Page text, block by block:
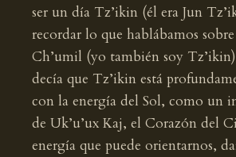
ser un día Tz’ikin (él era Jun
recordar lo que hablábamos
Ch’umil (yo también soy
decía que Tz’ikin está
con la energía del Sol, como un
de Uk’u’ux Kaj, el Corazón del
energía que puede orientarnos,